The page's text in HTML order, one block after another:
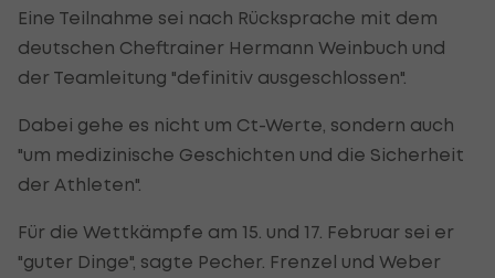
Eine Teilnahme sei nach Rücksprache mit dem
deutschen Cheftrainer Hermann Weinbuch und
der Teamleitung "definitiv ausgeschlossen".
Dabei gehe es nicht um Ct-Werte, sondern auch
"um medizinische Geschichten und die Sicherheit
der Athleten".
Für die Wettkämpfe am 15. und 17. Februar sei er
"guter Dinge", sagte Pecher. Frenzel und Weber